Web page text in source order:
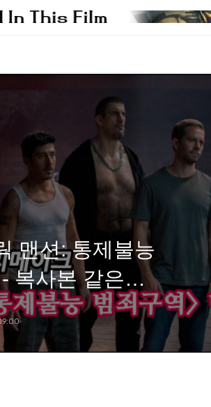
맨션: 통제불능
복사본 같은